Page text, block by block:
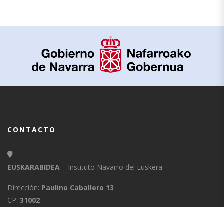
CONTACTO
EUSKARABIDEA – Instituto Navarro del Euskera
Dirección: Paulino Caballero 13
CP: 31002